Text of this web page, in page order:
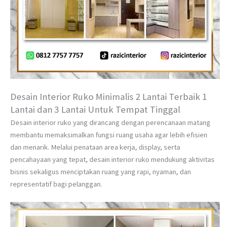
Desain Interior Ruko Minimalis 2 Lantai Terbaik 1
Lantai dan 3 Lantai Untuk Tempat Tinggal
Desain interior ruko yang dirancang dengan perencanaan matang
membantu memaksimalkan fungsi ruang usaha agar lebih efisien
dan menarik. Melalui penataan area kerja, display, serta
pencahayaan yang tepat, desain interior ruko mendukung aktivitas
bisnis sekaligus menciptakan ruang yang rapi, nyaman, dan
representatif bagi pelanggan.